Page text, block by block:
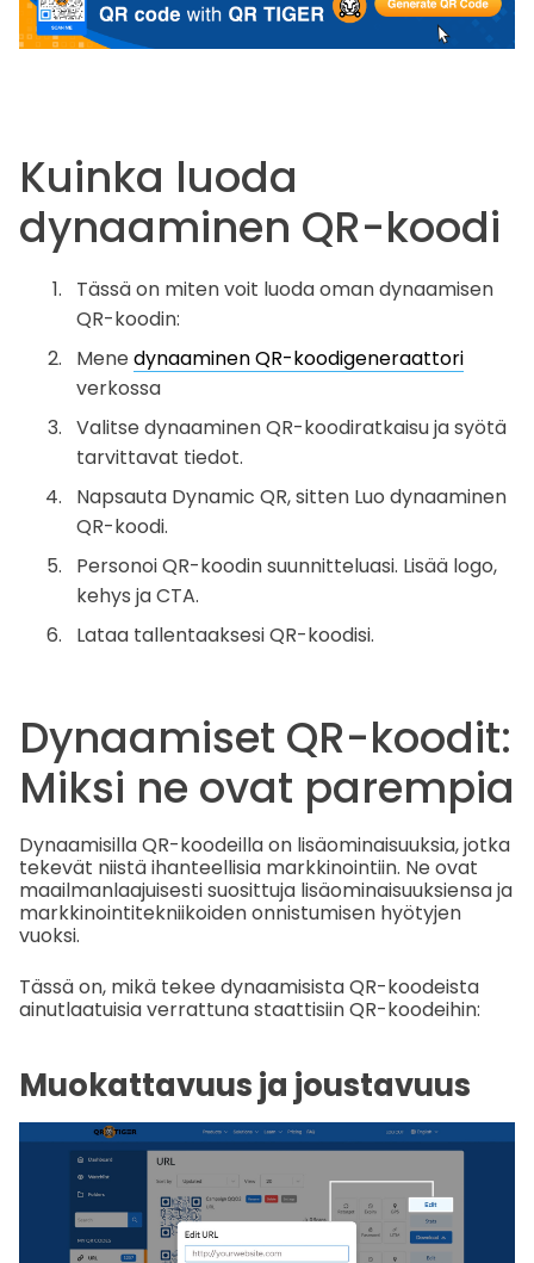
Kuinka luoda
dynaaminen QR-koodi
Tässä on miten voit luoda oman dynaamisen
QR-koodin:
Mene dynaaminen QR-koodigeneraattori
verkossa
Valitse dynaaminen QR-koodiratkaisu ja syötä
tarvittavat tiedot.
Napsauta Dynamic QR, sitten Luo dynaaminen
QR-koodi.
Personoi QR-koodin suunnitteluasi. Lisää logo,
kehys ja CTA.
Lataa tallentaaksesi QR-koodisi.
Dynaamiset QR-koodit:
Miksi ne ovat parempia
Dynaamisilla QR-koodeilla on lisäominaisuuksia, jotka
tekevät niistä ihanteellisia markkinointiin. Ne ovat
maailmanlaajuisesti suosittuja lisäominaisuuksiensa ja
markkinointitekniikoiden onnistumisen hyötyjen
vuoksi.
Tässä on, mikä tekee dynaamisista QR-koodeista
ainutlaatuisia verrattuna staattisiin QR-koodeihin:
Muokattavuus ja joustavuus